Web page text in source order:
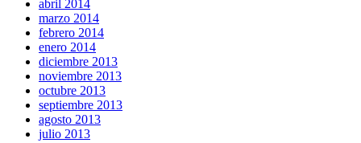
abril 2014
marzo 2014
febrero 2014
enero 2014
diciembre 2013
noviembre 2013
octubre 2013
septiembre 2013
agosto 2013
julio 2013